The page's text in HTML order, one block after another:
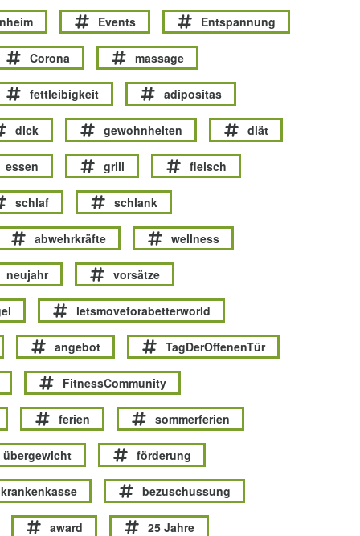
Events Entspannung
Corona massage
fettleibigkeit adipositas
dick gewohnheiten diät
essen grill fleisch
schlaf schlank
abwehrkräfte wellness
neujahr vorsätze
letsmoveforabetterworld
angebot TagDerOffenenTür
FitnessCommunity
ferien sommerferien
übergewicht förderung
krankenkasse bezuschussung
award 25 Jahre